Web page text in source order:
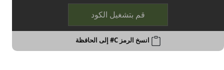
قم بتشغيل الكود
انسخ الرمز C# إلى الحافظة